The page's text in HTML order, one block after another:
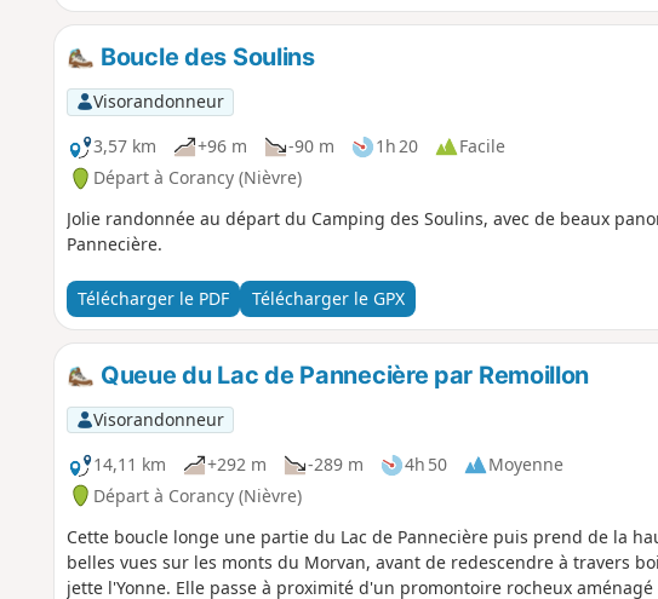
Boucle des Soulins
Visorandonneur
3,57 km
+96 m -90 m 1h 20
Facile
Départ à Corancy (Nièvre)
Jolie randonnée au départ du Camping des Soulins, avec de beaux
Pannecière.
Télécharger le PDF Télécharger le GPX
Queue du Lac de Pannecière par Remoillon
Visorandonneur
14,11 km
+292 m -289 m 4h 50
Moyenne
Départ à Corancy (Nièvre)
Cette boucle longe une partie du Lac de Pannecière puis prend de la
belles vues sur les monts du Morvan, avant de redescendre à travers
jette l'Yonne. Elle passe à proximité d'un promontoire rocheux